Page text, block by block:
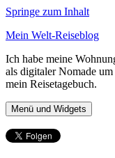
Springe zum Inhalt
Mein Welt-Reiseblog
Ich habe meine
als digitaler Nomade
mein Reisetagebuch.
Menü und Widgets